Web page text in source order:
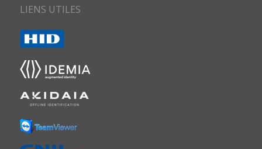
LIENS UTILES